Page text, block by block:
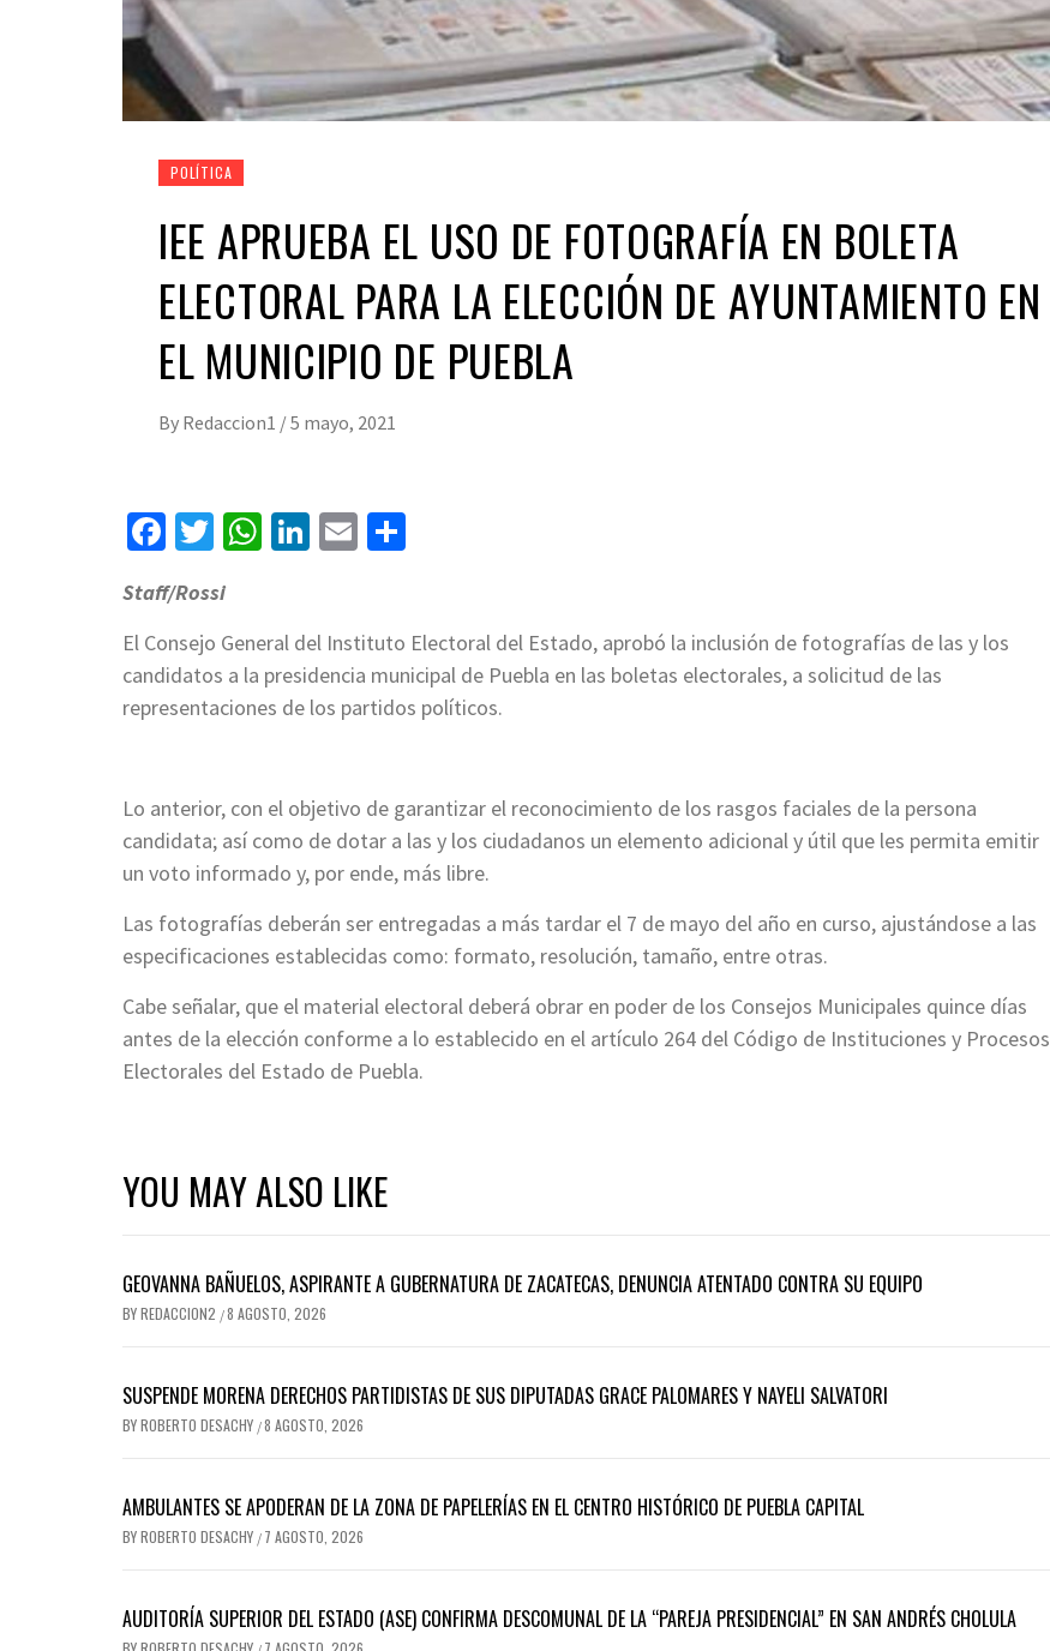
POLÍTICA
IEE APRUEBA EL USO DE FOTOGRAFÍA EN BOLETA
ELECTORAL PARA LA ELECCIÓN DE AYUNTAMIENTO EN
EL MUNICIPIO DE PUEBLA
By Redaccion1 /5 mayo, 2021
Facebook
Twitter
WhatsApp
LinkedIn
Email
Staff/Rossi
El Consejo General del Instituto Electoral del Estado, aprobó la inclusión de fotografías de las y los
candidatos a la presidencia municipal de Puebla en las boletas electorales, a solicitud de las
representaciones de los partidos políticos.
Lo anterior, con el objetivo de garantizar el reconocimiento de los rasgos faciales de la persona
candidata; así como de dotar a las y los ciudadanos un elemento adicional y útil que les permita emitir
un voto informado y, por ende, más libre.
Las fotografías deberán ser entregadas a más tardar el 7 de mayo del año en curso, ajustándose a las
especificaciones establecidas como: formato, resolución, tamaño, entre otras.
Cabe señalar, que el material electoral deberá obrar en poder de los Consejos Municipales quince días
antes de la elección conforme a lo establecido en el artículo 264 del Código de Instituciones y Procesos
Electorales del Estado de Puebla.
YOU MAY ALSO LIKE
GEOVANNA BAÑUELOS, ASPIRANTE A GUBERNATURA DE ZACATECAS, DENUNCIA ATENTADO CONTRA SU EQUIPO
BYREDACCION2 /8 AGOSTO, 2026
SUSPENDE MORENA DERECHOS PARTIDISTAS DE SUS DIPUTADAS GRACE PALOMARES Y NAYELI SALVATORI
BYROBERTO DESACHY /8 AGOSTO, 2026
AMBULANTES SE APODERAN DE LA ZONA DE PAPELERÍAS EN EL CENTRO HISTÓRICO DE PUEBLA CAPITAL
BYROBERTO DESACHY / 7 AGOSTO, 2026
AUDITORÍA SUPERIOR DEL ESTADO (ASE) CONFIRMA DESCOMUNAL DE LA “PAREJA PRESIDENCIAL” EN SAN ANDRÉS CHOLULA